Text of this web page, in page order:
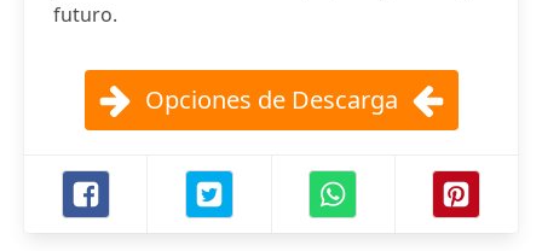
futuro.
Opciones de Descarga